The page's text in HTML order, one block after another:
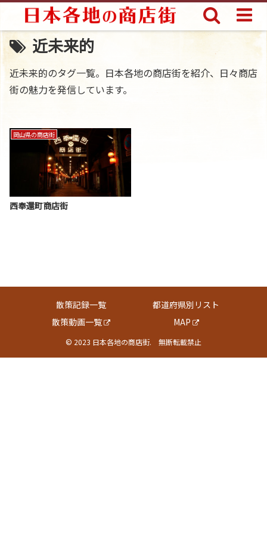
近未来的
近未来的のタグ一覧。日本各地の商店街を紹介、日々商店
街の魅力を発信しています。
岡山県の商店街
西奉還町商店街
散策記録一覧
都道府県別リスト
散策動画一覧
MAP
© 2023 日本各地の商店街. 無断転載禁止